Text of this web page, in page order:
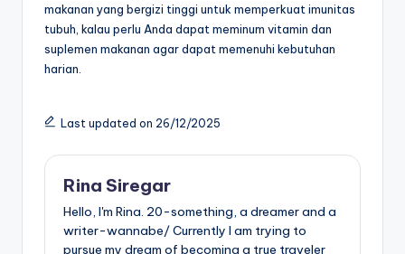
makanan yang bergizi tinggi untuk memperkuat imunitas
tubuh, kalau perlu Anda dapat meminum vitamin dan
suplemen makanan agar dapat memenuhi kebutuhan
harian.
Last updated on 26/12/2025
Rina Siregar
Hello, I'm Rina. 20-something, a dreamer and a
writer-wannabe/ Currently I am trying to
pursue my dream of becoming a true traveler